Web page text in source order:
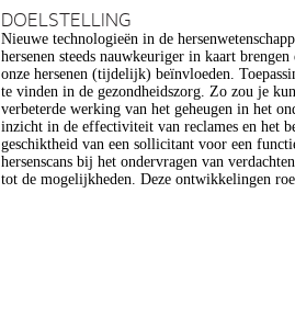
DOELSTELLING
Nieuwe technologieën in de
hersenen steeds nauwkeuriger in kaart
onze hersenen (tijdelijk) beïnvloeden.
te vinden in de gezondheidszorg. Zo zou je
verbeterde werking van het geheugen in het
inzicht in de effectiviteit van reclames en het
geschiktheid van een sollicitant voor een
hersenscans bij het ondervragen van
tot de mogelijkheden. Deze ontwikkelingen
vragen op, onder meer op het gebied van de
privacy, gelijkheid, stigmatisering),
en veranderingen in ons normen en waarden
commerciële toepassing van een aantal van
een extra reden voor zorg. Het doel van dit
maatschappelijk verantwoorde ontwikkeling van
de hersenwetenschappen te realiseren,